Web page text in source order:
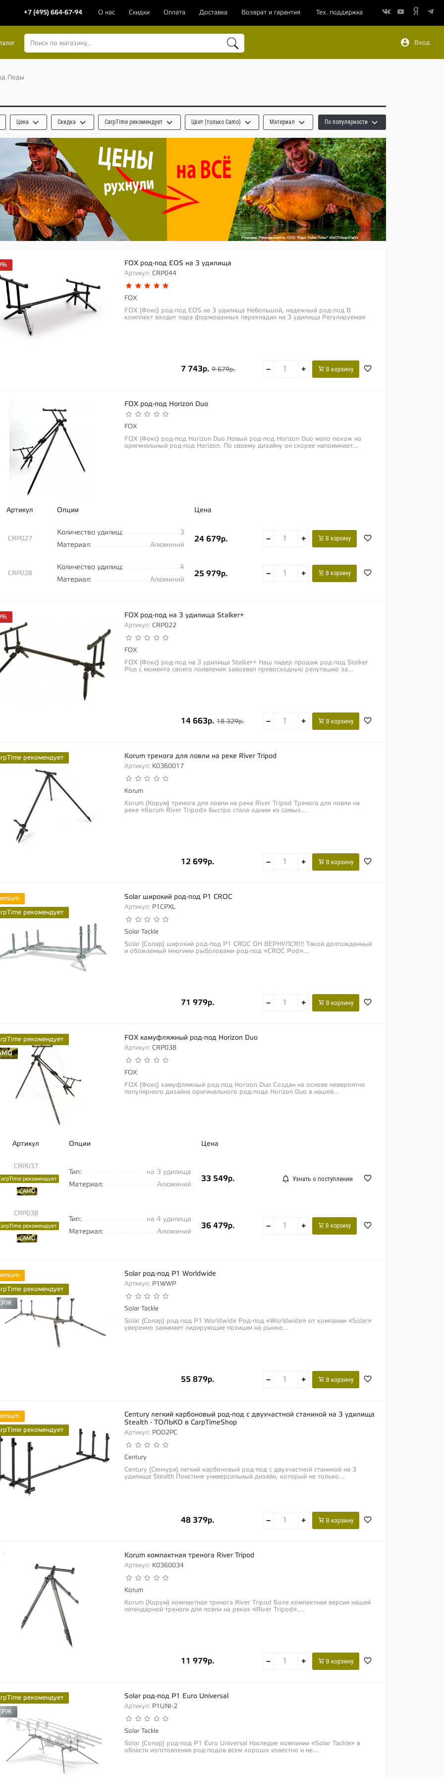
+7 (495) 664-67-94 О нас Скидки Оплата Доставка Возврат и гарантия Тех. поддержка
Вход
Поды
Цена Скидка CarpTime рекомендует Цвет (только Camo) Материал По популярности
FOX род-под EOS на 3 удилища
Артикул: CRP044
FOX
FOX (Фокс) род-под EOS на 3 удилища Небольшой, надежный род-под В
комплект входит пара формованных перекладин на 3 удилища Регулируемая
7 743р. 9 679р. − + В корзину
FOX род-под Horizon Duo
FOX
FOX (Фокс) род-под Horizon Duo Новый род-под Horizon Duo мало похож на
оригинальный род-под Horizon. По своему дизайну он скорее напоминает...
Артикул Опции Цена
CRP027
Количество удилищ:
3
Материал:
Алюминий
24 679р. − + В корзину
CRP028
Количество удилищ:
4
Материал:
Алюминий
25 979р. − + В корзину
FOX род-под на 3 удилища Stalker+
Артикул: CRP022
FOX
FOX (Фокс) род-под на 3 удилища Stalker+ Наш лидер продаж род-под Stalker
Plus с момента своего появления завоевал превосходную репутацию за...
14 663р. 18 329р. − + В корзину
рекомендует Korum тренога для ловли на реке River Tripod
Артикул: K0360017
Korum
Korum (Корум) тренога для ловли на реке River Tripod Тренога для ловли на
реке «Korum River Tripod» быстро стала одним из самых...
12 699р. − + В корзину
рекомендует
Solar широкий род-под P1 CROC
Артикул: P1CPXL
Solar Tackle
Solar (Солар) широкий род-под P1 CROC ОН ВЕРНУЛСЯ!!! Такой долгожданный
и обожаемый многими рыболовами род-под «CROC Pod»...
71 979р. − + В корзину
рекомендует
FOX камуфляжный род-под Horizon Duo
Артикул: CRP038
FOX
FOX (Фокс) камуфляжный род-под Horizon Duo Создан на основе невероятно
популярного дизайна оригинального род-пода Horizon Duo в нашей...
Артикул Опции Цена
CRP037
рекомендует
CAMO
Тип:
на 3 удилища
Материал:
Алюминий
33 549р. Узнать о поступлении
CRP038
рекомендует
CAMO
Тип:
на 4 удилища
Материал:
Алюминий
36 479р. − + В корзину
рекомендует
Solar род-под P1 Worldwide
Артикул: P1WWP
Solar Tackle
Solar (Солар) род-под P1 Worldwide Род-под «Worldwide» от компании «Solar»
уверенно занимает лидирующие позиции на рынке...
55 879р. − + В корзину
рекомендует
Century легкий карбоновый род-под с двухчастной станиной на 3 удилища
Stealth - ТОЛЬКО в CarpTimeShop
Артикул: POD2PC
Century
Century (Сенчури) легкий карбоновый род-под с двухчастной станиной на 3
удилища Stealth Поистине универсальный дизайн, который не только...
48 379р. − + В корзину
Korum компактная тренога River Tripod
Артикул: K0360034
Korum
Korum (Корум) компактная тренога River Tripod Боле компактная версия нашей
легендарной треноги для ловли на реках «River Tripod»....
11 979р. − + В корзину
рекомендует
Solar род-под P1 Euro Universal
Артикул: P1UNI-2
Solar Tackle
Solar (Солар) род-под P1 Euro Universal Наследие компании «Solar Tackle» в
области изготовления род-подов всем хорошо известно и не...